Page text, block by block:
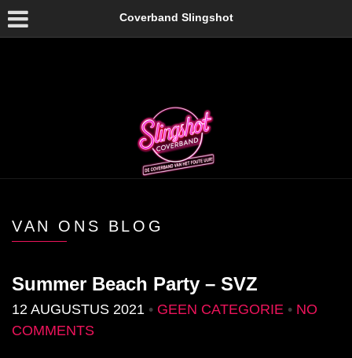
Coverband Slingshot
VAN ONS BLOG
Summer Beach Party – SVZ
12 AUGUSTUS 2021 • GEEN CATEGORIE • NO
COMMENTS